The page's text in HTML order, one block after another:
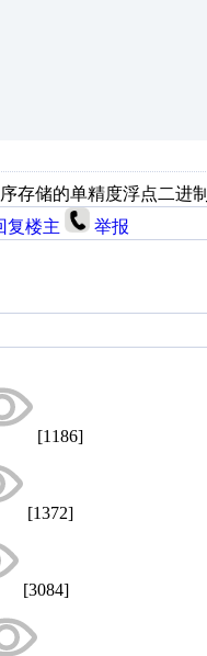
存储的单精度浮点二进
复楼主 举报
[1186]
[1372]
[3084]